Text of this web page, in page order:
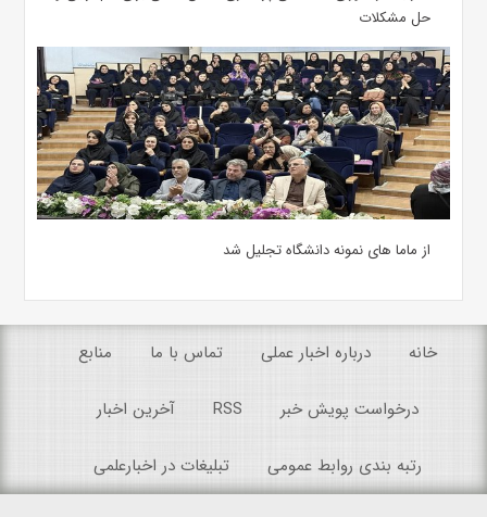
حل مشکلات
از ماما های نمونه دانشگاه تجلیل شد
خانه درباره اخبار عملی تماس با ما منابع
درخواست پویش خبر RSS آخرین اخبار
رتبه بندی روابط عمومی تبلیغات در اخبارعلمی